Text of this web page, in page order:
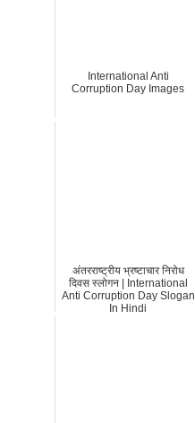
International Anti
Corruption Day Images
अंतरराष्ट्रीय भ्रष्टाचार निरोध
दिवस स्लोगन | International
Anti Corruption Day Slogan
In Hindi